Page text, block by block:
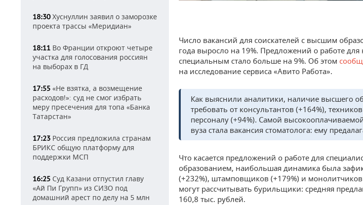
18:30Хуснуллин заявил о заморозке
проекта трассы «Меридиан»
18:11 Во Франции откроют четыре
участка для голосования россиян
на выборах в ГД
17:55 «Не взятка, а возмещение
расходов!»: суд не смог избрать
меру пресечения для топа «Банка
Татарстан»
17:23 Россия предложила странам
БРИКС общую платформу для
поддержки МСП
16:25 Суд Казани отпустил главу
«Ай Пи Групп» из СИЗО под
домашний арест по делу на 5 млн
Число вакансий для соискателей с высшим
года выросло на 19%. Предложений о работе для
специальным стало больше на 9%. Об этом
на исследование сервиса «Авито Работа».
Как выяснили аналитики, наличие высшего
требовать от консультантов (+164%),
персоналу (+94%). Самой
вуза стала вакансия стоматолога: ему
Что касается предложений о работе для
образованием, наибольшая динамика была
(+232%), штамповщиков (+179%) и
могут рассчитывать бурильщики: средняя
160,8 тыс. рублей.